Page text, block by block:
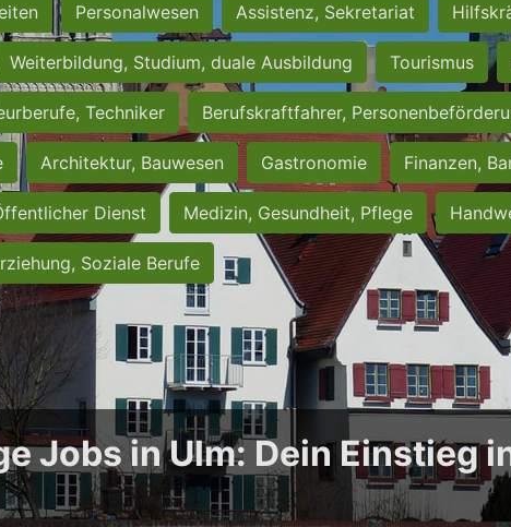
Personalwesen Assistenz, Sekretariat
Weiterbildung, Studium, duale Ausbildung Tourismus
Techniker Berufskraftfahrer,
Architektur, Bauwesen Gastronomie Finanzen,
Dienst Medizin, Gesundheit, Pflege
Soziale Berufe
Jobs in Ulm: Dein Einstieg